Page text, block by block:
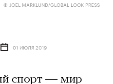
© JOEL MARKLUND/GLOBAL LOOK PRESS
01 ИЮЛЯ 2019
спорт — мир